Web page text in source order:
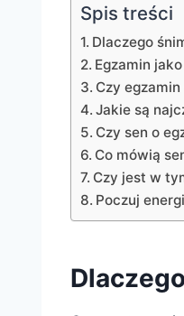
Spis treści
Dlaczego
Egzamin
Czy
Jakie są
Czy sen o
Co mówią
Czy jest w
Poczuj